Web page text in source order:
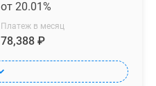
от 20.01%
Платеж в месяц
78,388 ₽